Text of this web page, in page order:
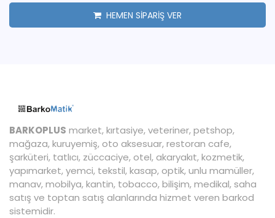
HEMEN SİPARİŞ VER
BARKOPLUS market, kırtasiye, veteriner, petshop,
mağaza, kuruyemiş, oto aksesuar, restoran cafe,
şarküteri, tatlıcı, züccaciye, otel, akaryakıt, kozmetik,
yapımarket, yemci, tekstil, kasap, optik, unlu mamüller,
manav, mobilya, kantin, tobacco, bilişim, medikal, saha
satış ve toptan satış alanlarında hizmet veren barkod
sistemidir.